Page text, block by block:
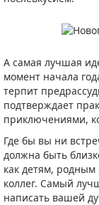
А самая лучшая
момент начала
терпит
подтверждает
приключениями,
Где бы вы ни
должна быть
как детям,
коллег. Самый
написать вашей